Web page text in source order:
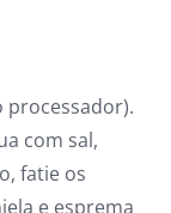
processador).
com sal,
fatie os
e esprema